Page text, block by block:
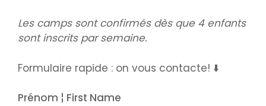
Les camps sont confirmés dès que 4 enfants
sont inscrits par semaine.
Formulaire rapide : on vous contacte! ⬇️
Prénom ¦ First Name